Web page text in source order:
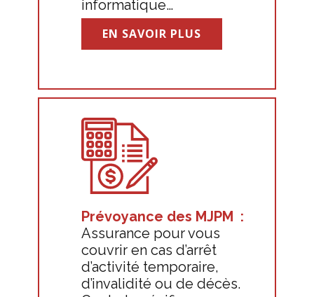
informatique…
EN SAVOIR PLUS
Prévoyance des MJPM :
Assurance pour vous
couvrir en cas d’arrêt
d’activité temporaire,
d’invalidité ou de décès.